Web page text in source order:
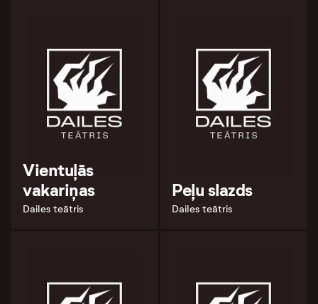
Vientuļās
vakariņas
Dailes teātris
Peļu slazds
Dailes teātris